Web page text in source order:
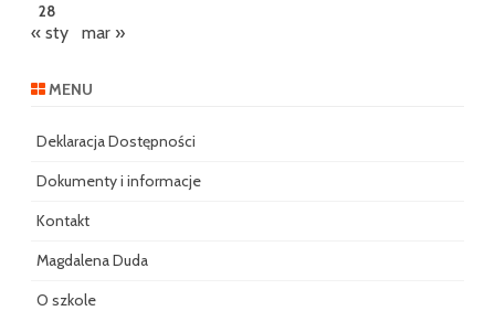
28
« sty mar »
MENU
Deklaracja Dostępności
Dokumenty i informacje
Kontakt
Magdalena Duda
O szkole